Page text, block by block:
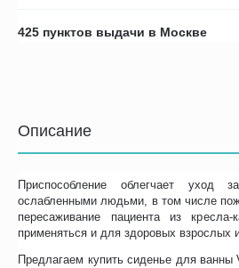
425 пунктов выдачи в Москве
Описание
Приспособление облегчает уход
ослабленными людьми, в том числе
пересаживание пациента из
применяться и для здоровых взрослых
Предлагаем купить сиденье для ванны